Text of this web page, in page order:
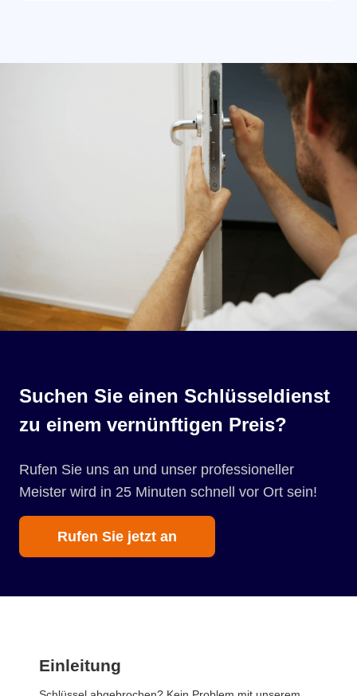
Suchen Sie einen Schlüsseldienst
zu einem vernünftigen Preis?
Rufen Sie uns an und unser professioneller
Meister wird in 25 Minuten schnell vor Ort sein!
Rufen Sie jetzt an
Einleitung